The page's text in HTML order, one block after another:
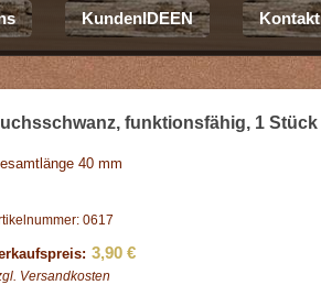
KundenIDEEN Kontakt
funktionsfähig, 1 Stück
40 mm
0617
3,90 €
Versandkosten